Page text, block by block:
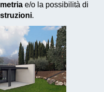
e/o la possibilità di
.